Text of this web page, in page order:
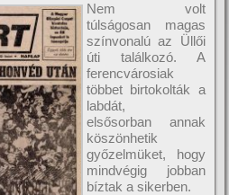
Nem volt
túlságosan magas
szí­nvonalú az Üllői
úti találkozó. A
ferencvárosiak
többet birtokolták a
labdát,
elsősorban annak
köszönhetik
győzelmüket, hogy
mindvégig jobban
bí­ztak a sikerben.